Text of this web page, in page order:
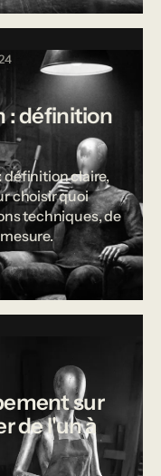
: définition
claire,
choisir quoi
techniques, de
sur
de l'un à